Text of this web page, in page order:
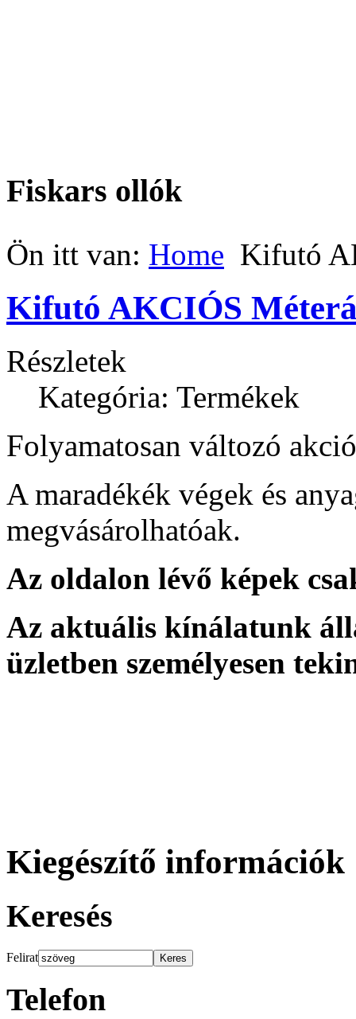
Fiskars ollók
Ön itt van: Home Kifutó
Kifutó AKCIÓS
Részletek
Kategória: Termékek
Folyamatosan változó
A maradékék végek és
megvásárolhatóak.
Az oldalon lévő képek
Az aktuális kínálatunk
üzletben személyesen
Kiegészítő információk
Keresés
Felirat
Telefon